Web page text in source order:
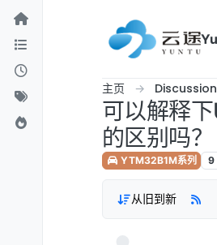
跳转至内容
主页
可以解释
的区别吗？
YTM32B1M系列 9
从旧到新